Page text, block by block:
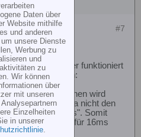
#7
wie so ein Regler funktioniert
dann so sehen:
regeln zu können wird
Es reicht ja nicht den
regelst du in 10ms". Somit
Wenn man für 16ms
6ms länger.
Daten über
Website mithilfe
und anderen
unsere Dienste
Werbung zu
und
zu
Wir können
über
mit unseren
Einzelheiten
in unserer
.